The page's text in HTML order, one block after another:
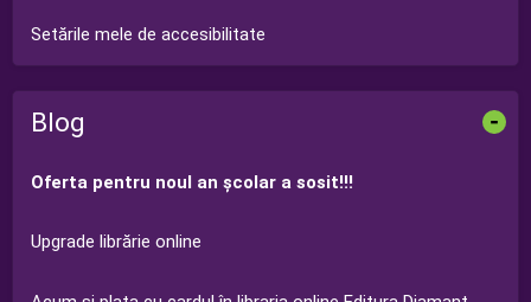
Setările mele de accesibilitate
Blog -
Oferta pentru noul an şcolar a sosit!!!
Upgrade librărie online